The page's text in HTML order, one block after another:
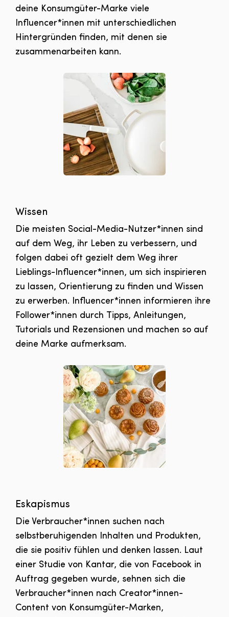
deine Konsumgüter-Marke viele
Influencer*innen mit unterschiedlichen
Hintergründen finden, mit denen sie
zusammenarbeiten kann.
Wissen
Die meisten Social-Media-Nutzer*innen sind
auf dem Weg, ihr Leben zu verbessern, und
folgen dabei oft gezielt dem Weg ihrer
Lieblings-Influencer*innen, um sich inspirieren
zu lassen, Orientierung zu finden und Wissen
zu erwerben. Influencer*innen informieren ihre
Follower*innen durch Tipps, Anleitungen,
Tutorials und Rezensionen und machen so auf
deine Marke aufmerksam.
Eskapismus
Die Verbraucher*innen suchen nach
selbstberuhigenden Inhalten und Produkten,
die sie positiv fühlen und denken lassen. Laut
einer Studie von Kantar, die von Facebook in
Auftrag gegeben wurde, sehnen sich die
Verbraucher*innen nach Creator*innen-
Content von Konsumgüter-Marken,